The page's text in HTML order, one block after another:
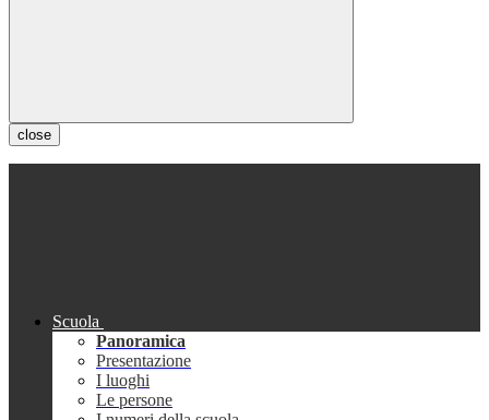
close
Scuola
Panoramica
Presentazione
I luoghi
Le persone